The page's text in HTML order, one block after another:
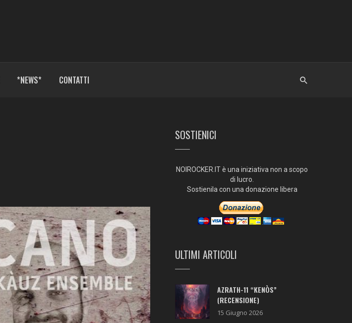
*NEWS* CONTATTI
SOSTIENICI
NOIROCKER.IT è una iniziativa non a scopo
di lucro.
Sostienila con una donazione libera
ULTIMI ARTICOLI
AZRATH-11 “KENÒS”
(RECENSIONE)
15 Giugno 2026